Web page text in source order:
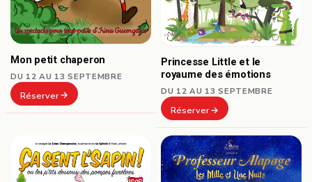
Mon petit chaperon
DU 12 AU 13 SEPTEMBRE
Réserver
Princesse Little et le
royaume des émotions
DU 12 AU 13 SEPTEMBRE
Réserver